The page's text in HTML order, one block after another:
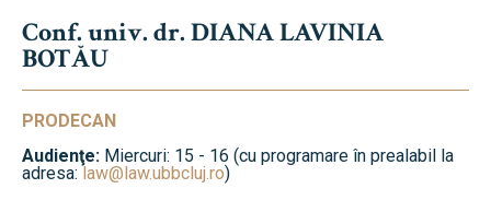
Conf. univ. dr. DIANA LAVINIA
BOTĂU
PRODECAN
Audienţe: Miercuri: 15 - 16 (cu programare în prealabil la
adresa: law@law.ubbcluj.ro)